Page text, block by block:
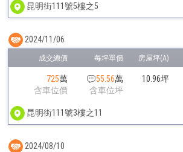
昆明街111號5樓之5
725萬
含車位價
55.56萬
含車位坪
10.96坪
昆明街111號3樓之11
2024/11/06
2024/08/10